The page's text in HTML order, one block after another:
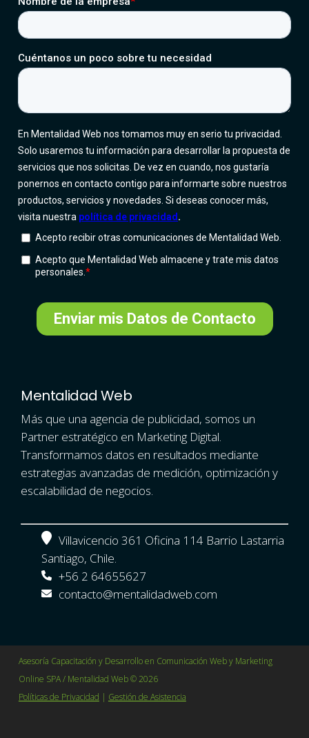
Mentalidad Web
Más que una agencia de publicidad, somos un
Partner estratégico en Marketing Digital.
Transformamos datos en resultados mediante
estrategias avanzadas de medición, optimización y
escalabilidad de negocios.
Villavicencio 361 Oficina 114 Barrio Lastarria
Santiago, Chile.
+56 2 64655627
contacto@mentalidadweb.com
Asesoría Capacitación y Desarrollo en Comunicación Web y Marketing
Online SPA / Mentalidad Web © 2026
Políticas de Privacidad | Gestión de Asistencia